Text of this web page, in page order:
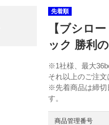
先着順
【ブシロ
ック 勝利
※1社様、最大
それ以上のご注
※先着商品は締切
す。
商品管理番号